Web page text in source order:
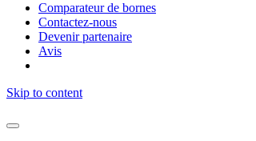
Comparateur de bornes
Contactez-nous
Devenir partenaire
Avis
Skip to content